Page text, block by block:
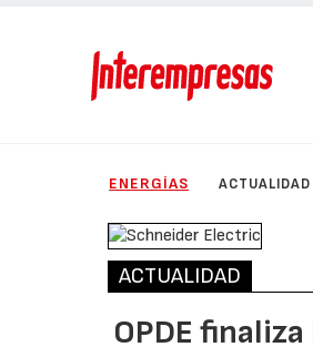
ENERGÍAS ACTUALIDAD
ACTUALIDAD
OPDE